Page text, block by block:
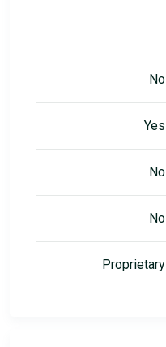
No
Yes
No
No
Proprietary